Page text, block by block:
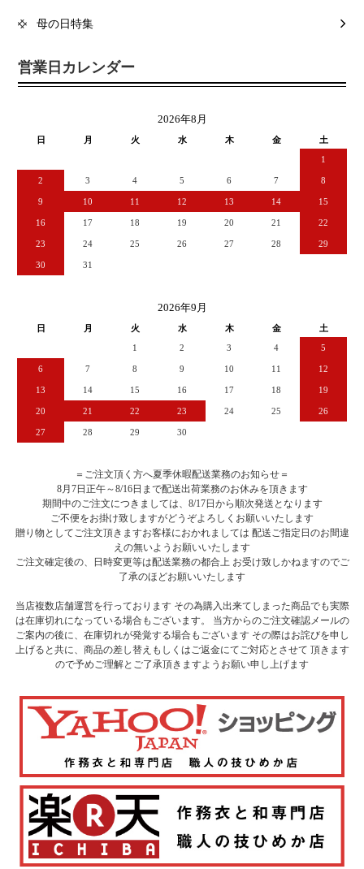
母の日特集
営業日カレンダー
2026年8月
日 月 火 水 木 金
土
1
2 3 4 5 6 7 8
9 10 11 12 13 14 15
16 17 18 19 20 21 22
23 24 25 26 27 28 29
30 31
2026年9月
日 月 火 水 木 金
土
1
2 3 4 5
6 7 8 9 10 11 12
13 14 15 16 17 18 19
20 21 22 23 24 25 26
27 28 29 30
＝ご注文頂く方へ夏季休暇配送業務のお知らせ＝
8月7日正午～8/16日まで配送出荷業務のお休みを頂きます
期間中のご注文につきましては、8/17日から順次発送となります
ご不便をお掛け致しますがどうぞよろしくお願いいたします
贈り物としてご注文頂きますお客様におかれましては 配送ご指定日のお間違
えの無いようお願いいたします
ご注文確定後の、日時変更等は配送業務の都合上 お受け致しかねますのでご
了承のほどお願いいたします
当店複数店舗運営を行っております その為購入出来てしまった商品でも実際
は在庫切れになっている場合もございます。 当方からのご注文確認メールの
ご案内の後に、在庫切れが発覚する場合もございます その際はお詫びを申し
上げると共に、商品の差し替えもしくはご返金にてご対応とさせて 頂きます
ので予めご理解とご了承頂きますようお願い申し上げます